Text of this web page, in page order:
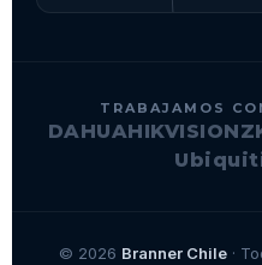
TRABAJAMOS
DAHUAHIKVISION
© 2026 Branner Chile·